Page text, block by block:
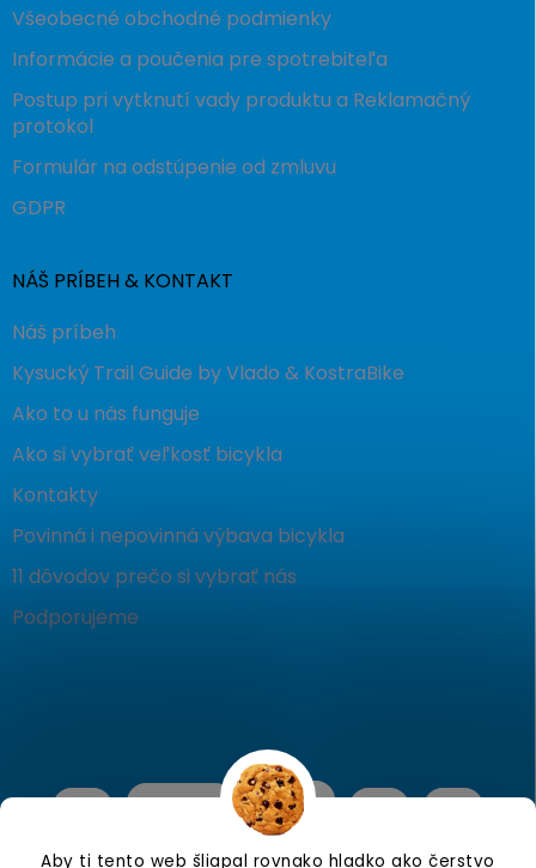
Aby ti tento web šliapal rovnako hladko ako čerstvo
Všeobecné obchodné podmienky
Informácie a poučenia pre spotrebiteľa
Postup pri vytknutí vady produktu a Reklamačný
protokol
Formulár na odstúpenie od zmluvu
GDPR
NÁŠ PRÍBEH & KONTAKT
Náš príbeh
Kysucký Trail Guide by Vlado & KostraBike
Ako to u nás funguje
Ako si vybrať veľkosť bicykla
Kontakty
Povinná i nepovinná výbava bicykla
11 dôvodov prečo si vybrať nás
Podporujeme